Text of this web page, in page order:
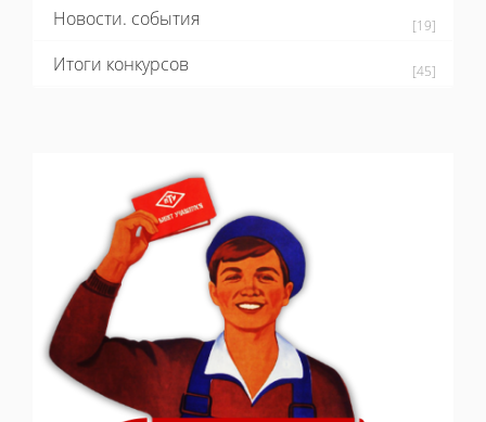
Новости. события [19]
Итоги конкурсов [45]